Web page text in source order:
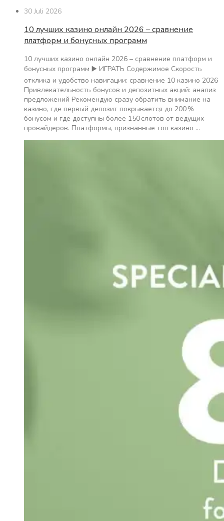
30 Juli 2026
10 лучших казино онлайн 2026 – сравнение
платформ и бонусных программ
10 лучших казино онлайн 2026 – сравнение платформ и
бонусных программ ▶️ ИГРАТЬ Содержимое Скорость
отклика и удобство навигации: сравнение 10 казино 2026
Привлекательность бонусов и депозитных акций: анализ
предложений Рекомендую сразу обратить внимание на
казино, где первый депозит покрывается до 200 %
бонусом и где доступны более 150 слотов от ведущих
провайдеров. Платформы, признанные топ казино …